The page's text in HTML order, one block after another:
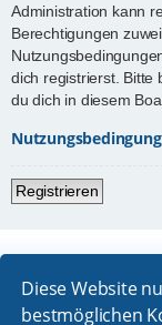
Diese Website
bestmöglichen
Administration kann
Berechtigungen
dich registrierst. Bitte
du dich in diesem
Registrieren